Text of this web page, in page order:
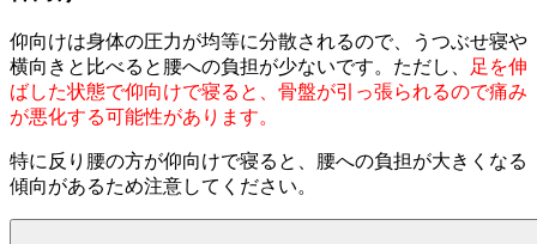
仰向けは身体の圧力が均等に分散されるので、うつぶせ寝や
横向きと比べると腰への負担が少ないです。ただし、
足を伸
ばした状態で仰向けで寝ると、骨盤が引っ張られるので痛み
が悪化する可能性があります。
特に反り腰の方が仰向けで寝ると、腰への負担が大きくなる
傾向があるため注意してください。